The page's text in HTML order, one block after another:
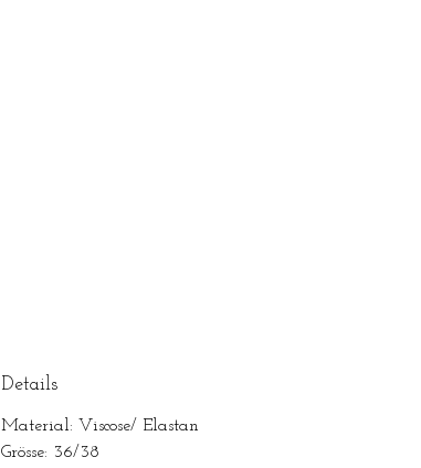
Details
Material: Viscose/ Elastan
Grösse: 36/38